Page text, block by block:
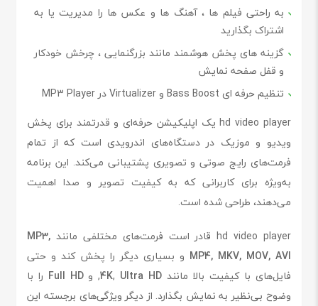
به راحتی فیلم ها ، آهنگ ها و عکس ها را مدیریت یا به
اشتراک بگذارید
گزینه های پخش هوشمند مانند بزرگنمایی ، چرخش خودکار
و قفل صفحه نمایش
تنظیم حرفه ای Bass Boost و Virtualizer در MP3 Player
hd video player یک اپلیکیشن حرفه‌ای و قدرتمند برای پخش
ویدیو و موزیک در دستگاه‌های اندرویدی است که از تمام
فرمت‌های رایج صوتی و تصویری پشتیبانی می‌کند. این برنامه
به‌ویژه برای کاربرانی که به کیفیت تصویر و صدا اهمیت
می‌دهند، طراحی شده است.
hd video player قادر است فرمت‌های مختلفی مانند
MP3,
MP4, MKV, MOV, AVI و بسیاری دیگر را پخش کند و حتی
فایل‌های با کیفیت بالا مانند
4K, Ultra HD , وFull HD را با
وضوح بی‌نظیر به نمایش بگذارد. از دیگر ویژگی‌های برجسته این